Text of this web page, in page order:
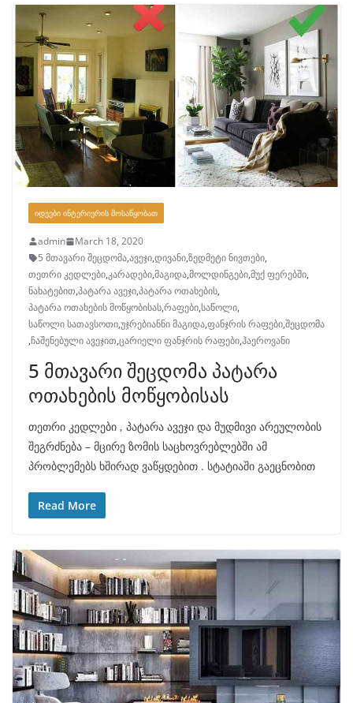
ᲘᲓᲔᲔᲑᲘ ᲘᲜᲢᲔᲠᲘᲔᲠᲘᲡ ᲛᲝᲡᲐᲬᲧᲝᲑᲐᲗ
admin
March 18, 2020
5 მთავარი შეცდომა,ავეჯი,დივანი,ზედმეტი ნივთები,
თეთრი კედლები,კარადები,მაგიდა,მოლდინგები,მუქ ფერებში,
ნახატებით,პატარა ავეჯი,პატარა ოთახების,
პატარა ოთახების მოწყობისას,რაფები,საწოლი,
საწოლი სათავსოთი,უჯრებიანნი მაგიდა,ფანჯრის რაფები,შეცდომა
,ჩაშენებული ავეჯით,ცარიელი ფანჯრის რაფები,ჰაეროვანი
5 მთავარი შეცდომა პატარა
ოთახების მოწყობისას
თეთრი კედლები , პატარა ავეჯი და მუდმივი არეულობის
შეგრძნება – მცირე ზომის საცხოვრებლებში ამ
პრობლემებს ხშირად ვაწყდებით . სტატიაში გაეცნობით
Read More